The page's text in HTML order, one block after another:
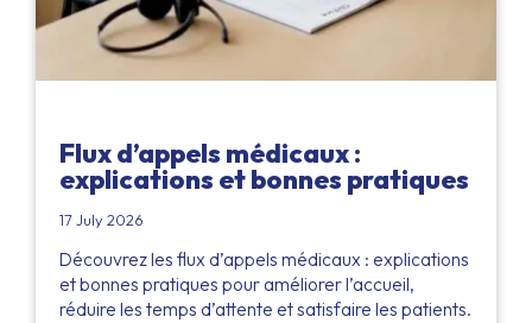
Flux d’appels médicaux :
explications et bonnes pratiques
17 July 2026
Découvrez les flux d’appels médicaux : explications
et bonnes pratiques pour améliorer l’accueil,
réduire les temps d’attente et satisfaire les patients.